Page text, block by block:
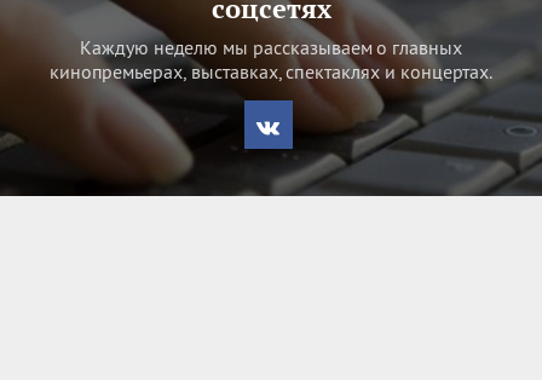
соцсетях
Каждую неделю мы рассказываем о главных
кинопремьерах, выставках, спектаклях и концертах.